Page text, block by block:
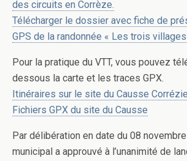
des circuits en Corrèze.
Télécharger le dossier avec fiche de
GPS de la randonnée « Les trois
Pour la pratique du VTT, vous pouvez
dessous la carte et les traces GPX.
Itinéraires sur le site du Causse
Fichiers GPX du site du Causse
Par délibération en date du 08
municipal a approuvé à l’unanimité de